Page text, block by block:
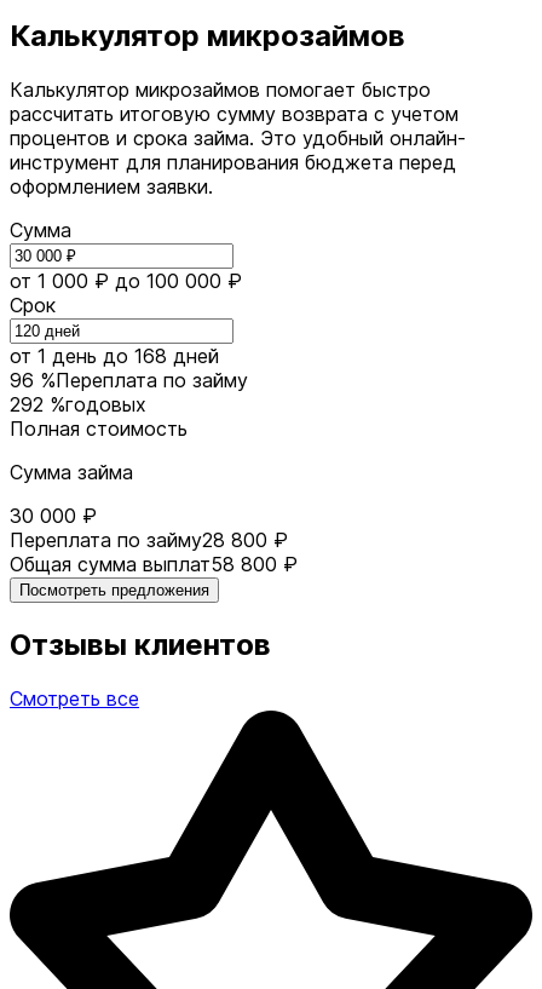
Калькулятор микрозаймов
Калькулятор микрозаймов помогает быстро
рассчитать итоговую сумму возврата с учетом
процентов и срока займа. Это удобный онлайн-
инструмент для планирования бюджета перед
оформлением заявки.
Сумма
от 1 000 ₽ до 100 000 ₽
Срок
от 1 день до 168 дней
96 %Переплата по займу
292 %годовых
Полная стоимость
Сумма займа
30 000 ₽
Переплата по займу28 800 ₽
Общая сумма выплат58 800 ₽
Посмотреть предложения
Отзывы клиентов
Смотреть все